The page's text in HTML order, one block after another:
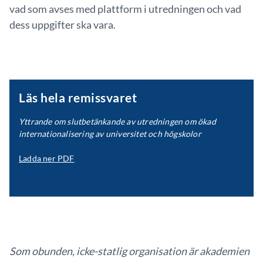
vad som avses med plattform i utredningen och vad
dess uppgifter ska vara.
Läs hela remissvaret
Yttrande om slutbetänkande av utredningen om ökad
internationalisering av universitet och högskolor
Ladda ner PDF
Som obunden, icke-statlig organisation är akademien